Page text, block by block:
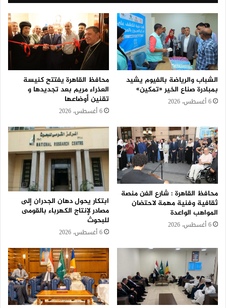
الشباب والرياضة بالفيوم يشيد
بمبادرة صناع الخير «تمكين»
6 أغسطس، 2026
محافظ القاهرة يفتتح كنيسة
العذراء مريم بعد تجديدها و
تقنين أوضاعها
6 أغسطس، 2026
محافظ القاهرة : شارع الفن منصة
ثقافية وفنية مهمة لاحتضان
المواهب الواعدة
6 أغسطس، 2026
ابتكار يحول دهان الجدران إلى
مصادر لإنتاج الكهرباء بالقومى
للبحوث
6 أغسطس، 2026